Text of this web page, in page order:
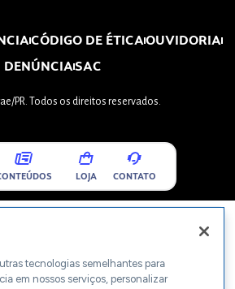
CÓDIGO DE ÉTICAOUVIDORIA
DENÚNCIASAC
PR. Todos os direitos reservados.
LOJA CONTATO
tecnologias semelhantes para
em nossos serviços, personalizar